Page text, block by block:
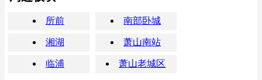
所前 南部卧城
湘湖 萧山南站
临浦 萧山老城区